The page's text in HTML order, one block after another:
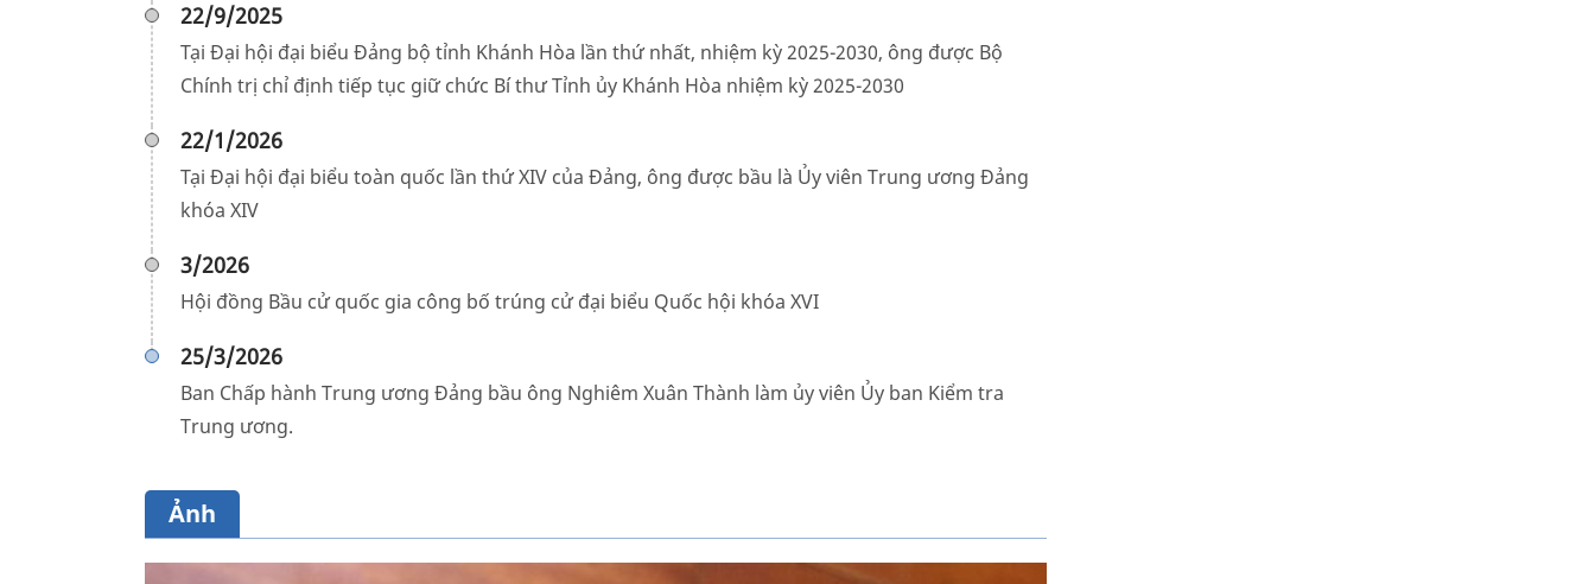
22/9/2025
Tại Đại hội đại biểu Đảng bộ tỉnh Khánh Hòa lần thứ nhất, nhiệm kỳ 2025-2030, ông được Bộ
Chính trị chỉ định tiếp tục giữ chức Bí thư Tỉnh ủy Khánh Hòa nhiệm kỳ 2025-2030
22/1/2026
Tại Đại hội đại biểu toàn quốc lần thứ XIV của Đảng, ông được bầu là Ủy viên Trung ương Đảng
khóa XIV
3/2026
Hội đồng Bầu cử quốc gia công bố trúng cử đại biểu Quốc hội khóa XVI
25/3/2026
Ban Chấp hành Trung ương Đảng bầu ông Nghiêm Xuân Thành làm ủy viên Ủy ban Kiểm tra
Trung ương.
Ảnh